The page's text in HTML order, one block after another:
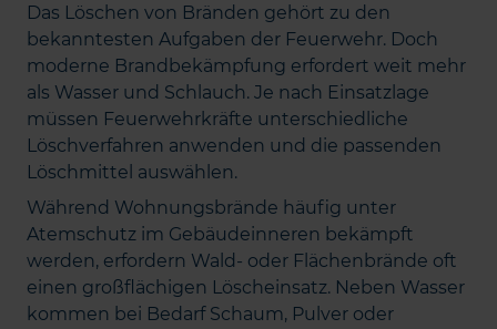
Das Löschen von Bränden gehört zu den
bekanntesten Aufgaben der Feuerwehr. Doch
moderne Brandbekämpfung erfordert weit mehr
als Wasser und Schlauch. Je nach Einsatzlage
müssen Feuerwehrkräfte unterschiedliche
Löschverfahren anwenden und die passenden
Löschmittel auswählen.
Während Wohnungsbrände häufig unter
Atemschutz im Gebäudeinneren bekämpft
werden, erfordern Wald- oder Flächenbrände oft
einen großflächigen Löscheinsatz. Neben Wasser
kommen bei Bedarf Schaum, Pulver oder